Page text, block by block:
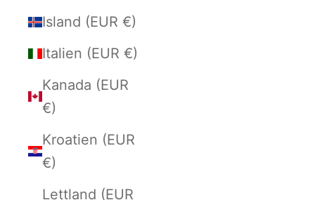
Island (EUR €)
Italien (EUR €)
Kanada (EUR
€)
Kroatien (EUR
€)
Lettland (EUR